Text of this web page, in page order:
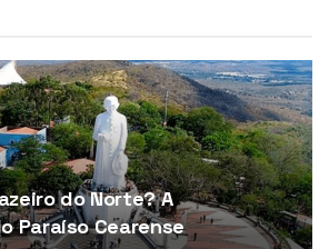
do Norte? A
Paraíso Cearense